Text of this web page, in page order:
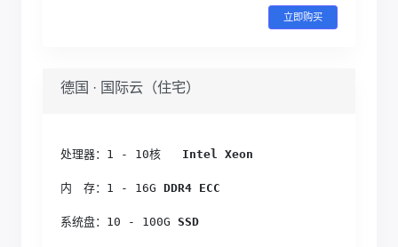
立即购买
德国 · 国际云（住宅）
处理器：1 - 10核
  Intel Xeon
内　存：1 - 16G DDR4 ECC
系统盘：10 - 100G SSD